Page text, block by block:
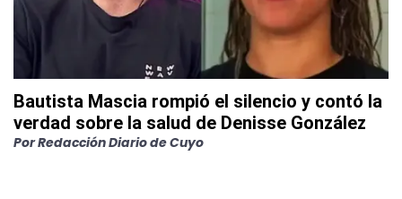
Bautista Mascia rompió el silencio y contó la
verdad sobre la salud de Denisse González
PorRedacción Diario de Cuyo